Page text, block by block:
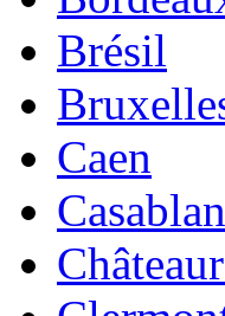
Brésil
Caen